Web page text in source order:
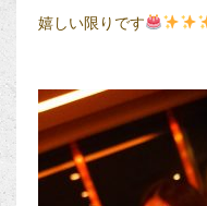
嬉しい限りです